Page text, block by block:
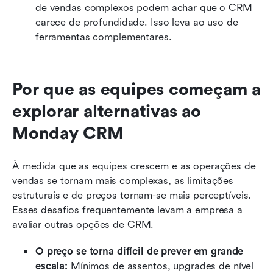
de vendas complexos podem achar que o CRM
carece de profundidade. Isso leva ao uso de
ferramentas complementares.
Por que as equipes começam a
explorar alternativas ao
Monday CRM
À medida que as equipes crescem e as operações de
vendas se tornam mais complexas, as limitações
estruturais e de preços tornam-se mais perceptíveis.
Esses desafios frequentemente levam a empresa a
avaliar outras opções de CRM.
O preço se torna difícil de prever em grande
escala: Mínimos de assentos, upgrades de nível